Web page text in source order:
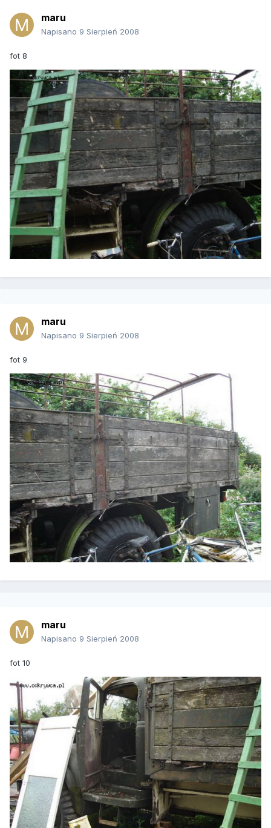
maru
Napisano 9 Sierpień 2008
fot 8
maru
Napisano 9 Sierpień 2008
fot 9
maru
Napisano 9 Sierpień 2008
fot 10